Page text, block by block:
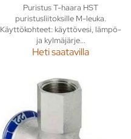
Puristus T-haara HST
puristusliitoksille M-leuka.
Käyttökohteet: käyttövesi, lämpö-
ja kylmäjärje...
Heti saatavilla